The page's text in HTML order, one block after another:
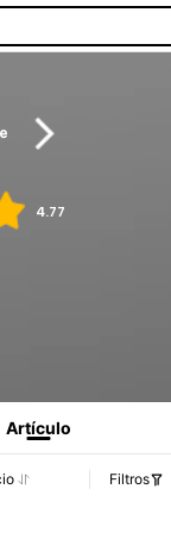
4.77
de ventas y
Artículo
Filtros